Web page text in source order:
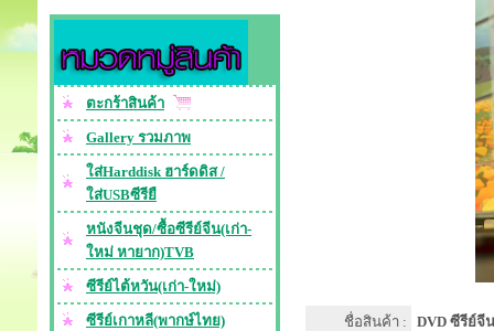
ตะกร้าสินค้า
Gallery รวมภาพ
ใส่Harddisk ฮาร์ดดิส /
ใส่USBซีรียื
หนังจีนชุด/ซื้อซีรีย์จีน(เก่า-
ใหม่ หายาก)TVB
ซีรีย์ไต้หวัน(เก่า-ใหม่)
ซีรีย์เกาหลี(พากษ์ไทย) ชื่อสินค้า :
DVD ซีรีย์จี